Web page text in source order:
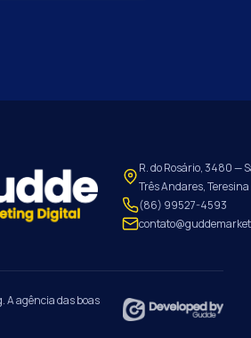
R. do Rosário, 3480 —
Três Andares,
(86) 99527-4593
A agência das boas